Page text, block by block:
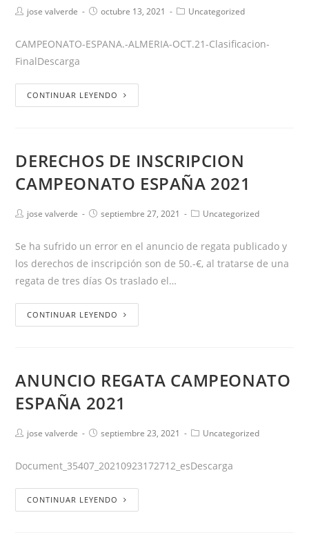
jose valverde octubre 13, 2021 Uncategorized
CAMPEONATO-ESPANA.-ALMERIA-OCT.21-Clasificacion-
FinalDescarga
CONTINUAR LEYENDO
DERECHOS DE INSCRIPCION
CAMPEONATO ESPAÑA 2021
jose valverde septiembre 27, 2021 Uncategorized
Se ha sufrido un error en el anuncio de regata publicado y
los derechos de inscripción son de 50.-€, al tratarse de una
regata de tres días Os traslado el…
CONTINUAR LEYENDO
ANUNCIO REGATA CAMPEONATO
ESPAÑA 2021
jose valverde septiembre 23, 2021 Uncategorized
Document_35407_20210923172712_esDescarga
CONTINUAR LEYENDO